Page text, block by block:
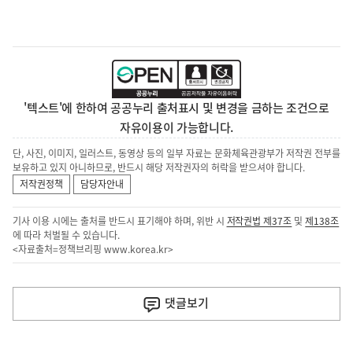
'텍스트'에 한하여 공공누리 출처표시 및 변경을 금하는 조건으로
자유이용이 가능합니다.
단, 사진, 이미지, 일러스트, 동영상 등의 일부 자료는 문화체육관광부가 저작권 전부를
보유하고 있지 아니하므로, 반드시 해당 저작권자의 허락을 받으셔야 합니다.
저작권정책
담당자안내
기사 이용 시에는 출처를 반드시 표기해야 하며, 위반 시 저작권법 제37조 및제138조
에 따라 처벌될 수 있습니다.
<자료출처=정책브리핑 www.korea.kr>
다
댓글보기